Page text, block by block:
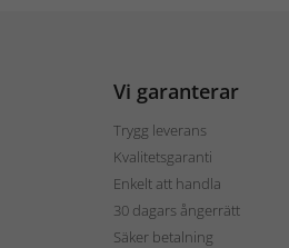
Vi garanterar
Trygg leverans
Kvalitetsgaranti
Enkelt att handla
30 dagars ångerrätt
Säker betalning